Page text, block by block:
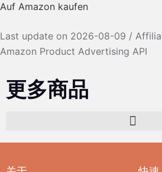
Auf Amazon kaufen
Last update on 2026-08-09 /
Amazon Product Advertising API
更多商品